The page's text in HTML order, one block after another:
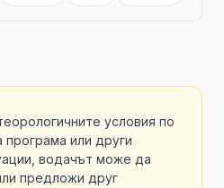
условия по
програма или други
водачът може да
предложи друг